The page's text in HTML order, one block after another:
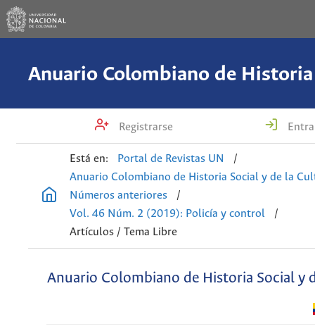
Registrarse
Está en: Portal de Revistas UN
/
Anuario Colombiano de Historia Social y de la
Números anteriores
/
Vol. 46 Núm. 2 (2019): Policía y control
/
Artículos / Tema Libre
Anuario Colombiano de Historia Social y